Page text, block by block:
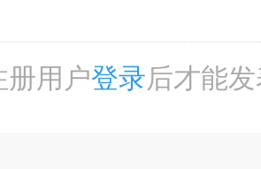
册用户登录后才能